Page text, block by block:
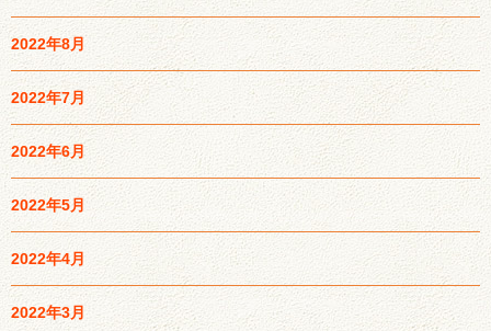
2022年8月
2022年7月
2022年6月
2022年5月
2022年4月
2022年3月